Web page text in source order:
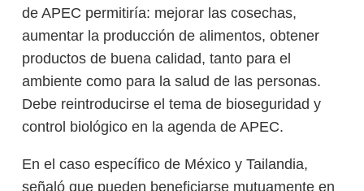
de APEC permitiría: mejorar las cosechas,
aumentar la producción de alimentos, obtener
productos de buena calidad, tanto para el
ambiente como para la salud de las personas.
Debe reintroducirse el tema de bioseguridad y
control biológico en la agenda de APEC.
En el caso específico de México y Tailandia,
señaló que pueden beneficiarse mutuamente en